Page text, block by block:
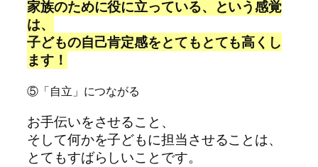
家族のために役に立っている、という感覚
は、
子どもの自己肯定感をとてもとても高くし
ます！
⑤「自立」につながる
お手伝いをさせること、
そして何かを子どもに担当させることは、
とてもすばらしいことです。